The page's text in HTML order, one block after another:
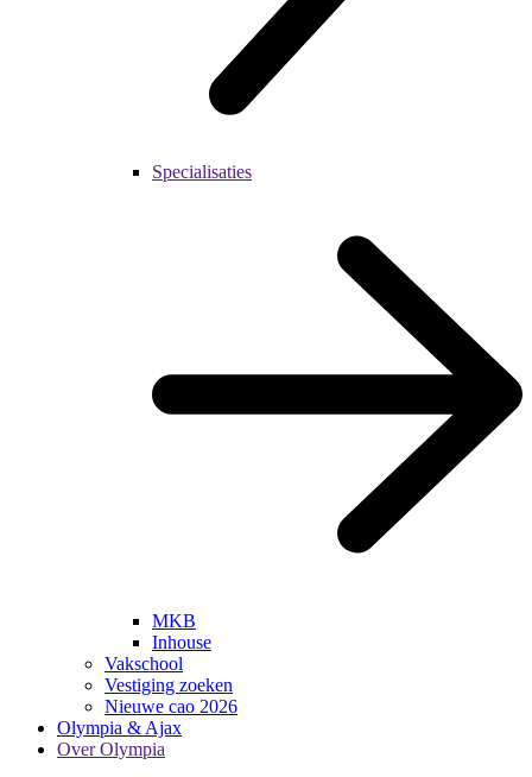
Specialisaties
MKB
Inhouse
Vakschool
Vestiging zoeken
Nieuwe cao 2026
Olympia & Ajax
Over Olympia